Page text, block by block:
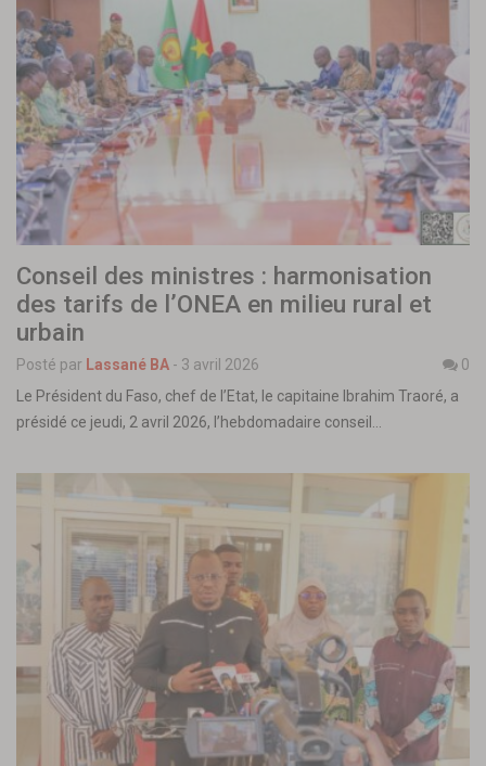
Conseil des ministres : harmonisation
des tarifs de l’ONEA en milieu rural et
urbain
Posté par Lassané BA - 3 avril 2026
0
Le Président du Faso, chef de l’Etat, le capitaine Ibrahim Traoré, a
présidé ce jeudi, 2 avril 2026, l’hebdomadaire conseil…